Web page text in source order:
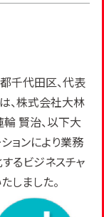
千代田区、代表
、株式会社大林
輪 賢治、以下大
ョンにより業務
るビジネスチャ
しました。